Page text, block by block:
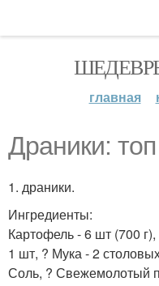
главная
Драники:
1. драники.
Ингредиенты:
Картофель - 6 шт (700
1 шт, ? Мука - 2
Соль, ? Свежемолотый